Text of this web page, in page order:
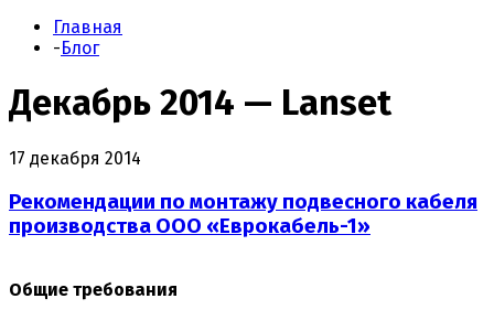
Главная
-Блог
Декабрь 2014 — Lanset
17 декабря 2014
Рекомендации по монтажу подвесного кабеля
производства ООО «Еврокабель-1»
Общие требования